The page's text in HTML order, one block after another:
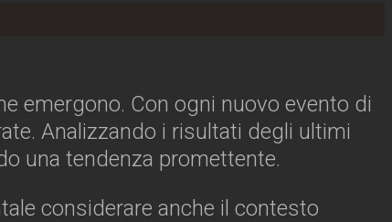
emergono. Con ogni nuovo evento di
Analizzando i risultati degli ultimi
una tendenza promettente.
considerare anche il contesto